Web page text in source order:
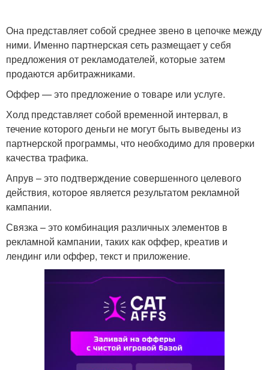
Она представляет собой среднее звено в цепочке между
ними. Именно партнерская сеть размещает у себя
предложения от рекламодателей, которые затем
продаются арбитражниками.
Оффер — это предложение о товаре или услуге.
Холд представляет собой временной интервал, в
течение которого деньги не могут быть выведены из
партнерской программы, что необходимо для проверки
качества трафика.
Апрув – это подтверждение совершенного целевого
действия, которое является результатом рекламной
кампании.
Связка – это комбинация различных элементов в
рекламной кампании, таких как оффер, креатив и
лендинг или оффер, текст и приложение.